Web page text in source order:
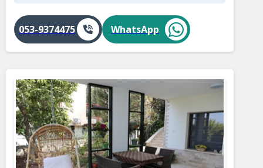
WhatsApp
053-9374475